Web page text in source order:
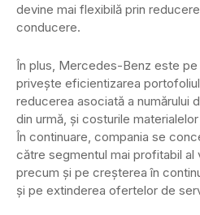
devine mai flexibilă prin
conducere.
În plus, Mercedes-Benz este
privește eficientizarea
reducerea asociată a numărului
din urmă, și costurile
În continuare, compania se
către segmentul mai profitabil al
precum și pe creșterea în
și pe extinderea ofertelor de